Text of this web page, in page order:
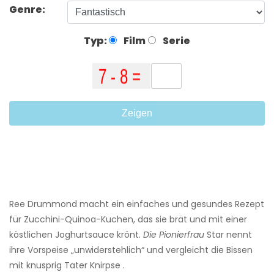
Genre:
Typ: Film Serie
Zeigen
Ree Drummond macht ein einfaches und gesundes Rezept
für Zucchini-Quinoa-Kuchen, das sie brät und mit einer
köstlichen Joghurtsauce krönt. Die Pionierfrau Star nennt
ihre Vorspeise „unwiderstehlich“ und vergleicht die Bissen
mit knusprig Tater Knirpse .